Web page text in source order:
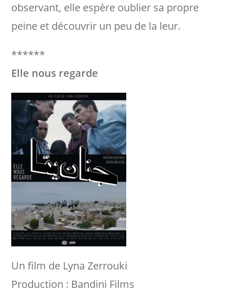
observant, elle espère oublier sa propre
peine et découvrir un peu de la leur.
******
Elle nous regarde
Un film de Lyna Zerrouki
Production : Bandini Films